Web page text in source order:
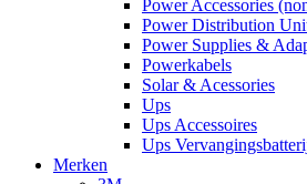
Power Accessories
Power Distribution
Power Supplies &
Powerkabels
Solar & Acessories
Ups
Ups Accessoires
Ups
Merken